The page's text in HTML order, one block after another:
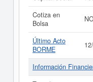
Cotiza en
Bolsa
Último Acto
BORME
Información